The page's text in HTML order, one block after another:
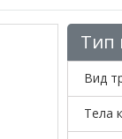
Тип
Вид
Тела